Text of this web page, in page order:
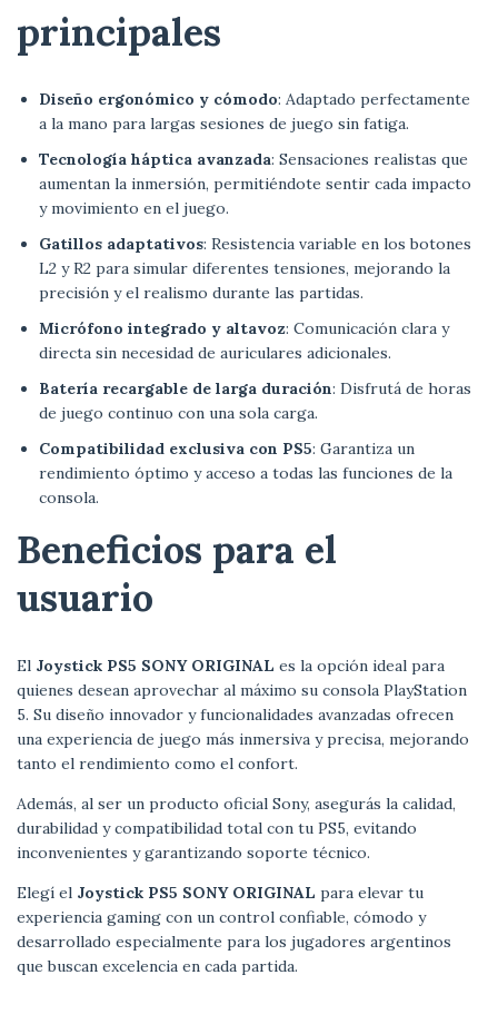
principales
Diseño ergonómico y cómodo: Adaptado perfectamente
a la mano para largas sesiones de juego sin fatiga.
Tecnología háptica avanzada: Sensaciones realistas que
aumentan la inmersión, permitiéndote sentir cada impacto
y movimiento en el juego.
Gatillos adaptativos: Resistencia variable en los botones
L2 y R2 para simular diferentes tensiones, mejorando la
precisión y el realismo durante las partidas.
Micrófono integrado y altavoz: Comunicación clara y
directa sin necesidad de auriculares adicionales.
Batería recargable de larga duración: Disfrutá de horas
de juego continuo con una sola carga.
Compatibilidad exclusiva con PS5: Garantiza un
rendimiento óptimo y acceso a todas las funciones de la
consola.
Beneficios para el
usuario
El Joystick PS5 SONY ORIGINAL es la opción ideal para
quienes desean aprovechar al máximo su consola PlayStation
5. Su diseño innovador y funcionalidades avanzadas ofrecen
una experiencia de juego más inmersiva y precisa, mejorando
tanto el rendimiento como el confort.
Además, al ser un producto oficial Sony, asegurás la calidad,
durabilidad y compatibilidad total con tu PS5, evitando
inconvenientes y garantizando soporte técnico.
Elegí el Joystick PS5 SONY ORIGINAL para elevar tu
experiencia gaming con un control confiable, cómodo y
desarrollado especialmente para los jugadores argentinos
que buscan excelencia en cada partida.